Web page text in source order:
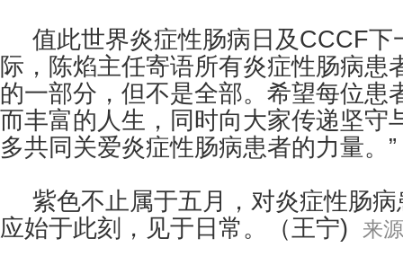
值此世界炎症性肠病日及CCCF下
际，陈焰主任寄语所有炎症性肠病患
的一部分，但不是全部。希望每位患
而丰富的人生，同时向大家传递坚守
多共同关爱炎症性肠病患者的力量。”
紫色不止属于五月，对炎症性肠
应始于此刻，见于日常。（王宁) 来